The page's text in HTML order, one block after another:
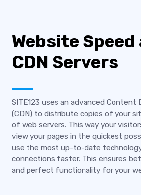
Website Speed
CDN Servers
SITE123 uses an advanced Content
(CDN) to distribute copies of your
of web servers. This way your
view your pages in the quickest
use the most up-to-date
connections faster. This ensures
and perfect functionality for your